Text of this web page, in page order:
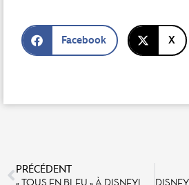
Facebook X
PRÉCÉDENT